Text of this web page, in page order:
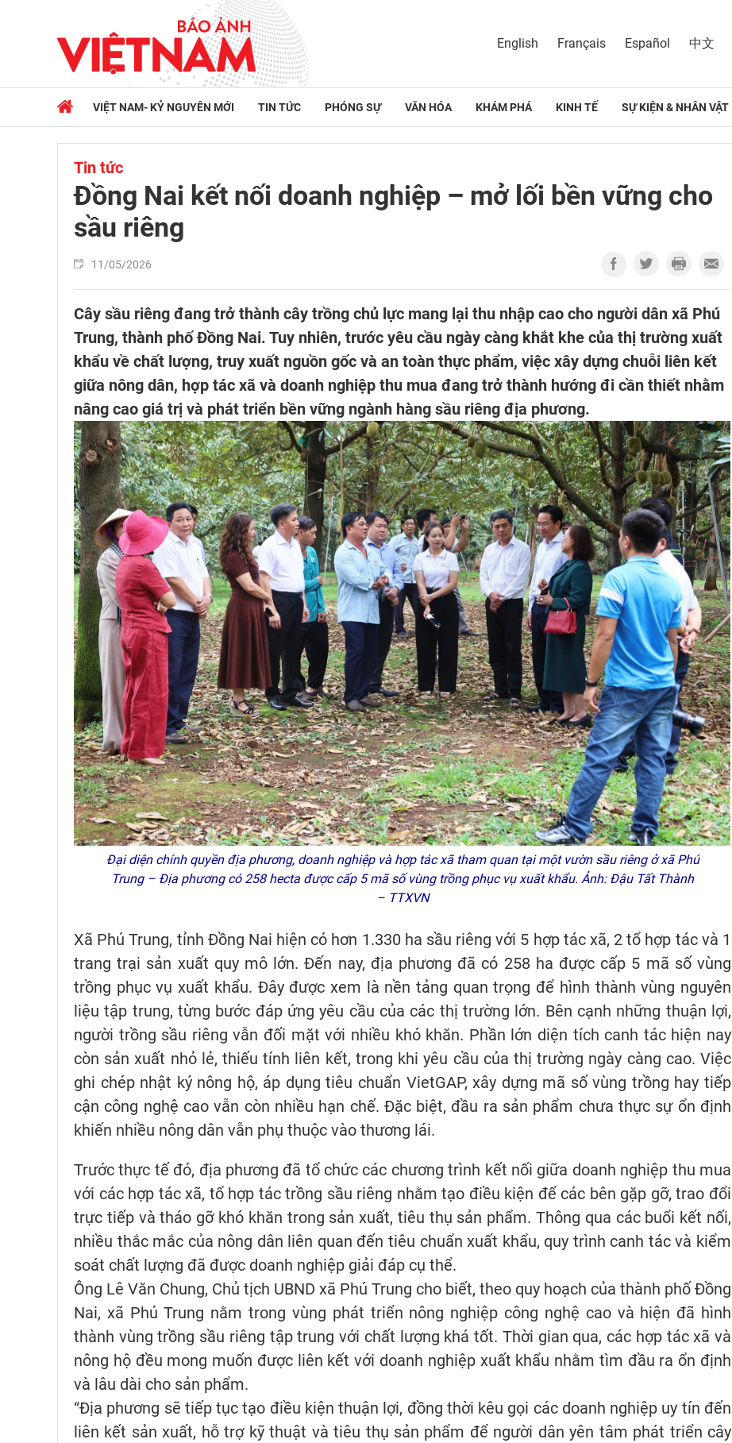
English Français Español 中文
VIỆT NAM- KỶ NGUYÊN MỚI TIN TỨC PHÓNG SỰ VĂN HÓA KHÁM PHÁ KINH TẾ SỰ KIỆN & NHÂN VẬT
Tin tức
Đồng Nai kết nối doanh nghiệp – mở lối bền vững cho
sầu riêng
11/05/2026
Cây sầu riêng đang trở thành cây trồng chủ lực mang lại thu nhập cao cho người dân xã Phú
Trung, thành phố Đồng Nai. Tuy nhiên, trước yêu cầu ngày càng khắt khe của thị trường xuất
khẩu về chất lượng, truy xuất nguồn gốc và an toàn thực phẩm, việc xây dựng chuỗi liên kết
giữa nông dân, hợp tác xã và doanh nghiệp thu mua đang trở thành hướng đi cần thiết nhằm
nâng cao giá trị và phát triển bền vững ngành hàng sầu riêng địa phương.
Đại diện chính quyền địa phương, doanh nghiệp và hợp tác xã tham quan tại một vườn sầu riêng ở xã Phú
Trung – Địa phương có 258 hecta được cấp 5 mã số vùng trồng phục vụ xuất khẩu. Ảnh: Đậu Tất Thành
– TTXVN
Xã Phú Trung, tỉnh Đồng Nai hiện có hơn 1.330 ha sầu riêng với 5 hợp tác xã, 2 tổ hợp tác và 1
trang trại sản xuất quy mô lớn. Đến nay, địa phương đã có 258 ha được cấp 5 mã số vùng
trồng phục vụ xuất khẩu. Đây được xem là nền tảng quan trọng để hình thành vùng nguyên
liệu tập trung, từng bước đáp ứng yêu cầu của các thị trường lớn. Bên cạnh những thuận lợi,
người trồng sầu riêng vẫn đối mặt với nhiều khó khăn. Phần lớn diện tích canh tác hiện nay
còn sản xuất nhỏ lẻ, thiếu tính liên kết, trong khi yêu cầu của thị trường ngày càng cao. Việc
ghi chép nhật ký nông hộ, áp dụng tiêu chuẩn VietGAP, xây dựng mã số vùng trồng hay tiếp
cận công nghệ cao vẫn còn nhiều hạn chế. Đặc biệt, đầu ra sản phẩm chưa thực sự ổn định
khiến nhiều nông dân vẫn phụ thuộc vào thương lái.
Trước thực tế đó, địa phương đã tổ chức các chương trình kết nối giữa doanh nghiệp thu mua
với các hợp tác xã, tổ hợp tác trồng sầu riêng nhằm tạo điều kiện để các bên gặp gỡ, trao đổi
trực tiếp và tháo gỡ khó khăn trong sản xuất, tiêu thụ sản phẩm. Thông qua các buổi kết nối,
nhiều thắc mắc của nông dân liên quan đến tiêu chuẩn xuất khẩu, quy trình canh tác và kiểm
soát chất lượng đã được doanh nghiệp giải đáp cụ thể.
Ông Lê Văn Chung, Chủ tịch UBND xã Phú Trung cho biết, theo quy hoạch của thành phố Đồng
Nai, xã Phú Trung nằm trong vùng phát triển nông nghiệp công nghệ cao và hiện đã hình
thành vùng trồng sầu riêng tập trung với chất lượng khá tốt. Thời gian qua, các hợp tác xã và
nông hộ đều mong muốn được liên kết với doanh nghiệp xuất khẩu nhằm tìm đầu ra ổn định
và lâu dài cho sản phẩm.
“Địa phương sẽ tiếp tục tạo điều kiện thuận lợi, đồng thời kêu gọi các doanh nghiệp uy tín đến
liên kết sản xuất, hỗ trợ kỹ thuật và tiêu thụ sản phẩm để người dân yên tâm phát triển cây